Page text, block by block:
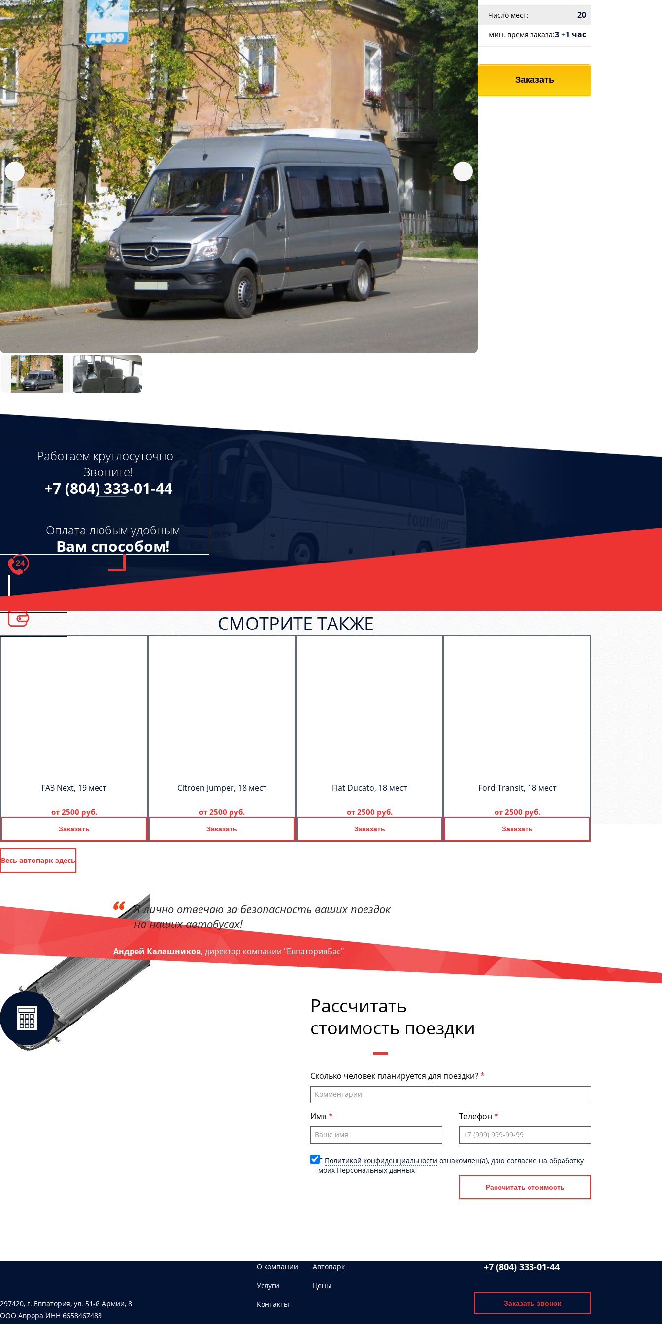
Число мест: 20
Мин. время заказа:3 +1 час
Заказать
Работаем круглосуточно -
Звоните!
+7 (804) 333-01-44
Оплата любым удобным
Вам способом!
СМОТРИТЕ ТАКЖЕ
ГАЗ Next, 19 мест
от 2500 руб.
Заказать
Citroen Jumper, 18 мест
от 2500 руб.
Заказать
Fiat Ducato, 18 мест
от 2500 руб.
Заказать
Ford Transit, 18 мест
от 2500 руб.
Заказать
Весь автопарк здесь
Я лично отвечаю за безопасность ваших поездок
на наших автобусах!
Андрей Калашников, директор компании "ЕвпаторияБас"
Рассчитать
стоимость поездки
Сколько человек планируется для поездки?
Имя Телефон
C Политикой конфиденциальности ознакомлен(а), даю согласие на обработку
моих Персональных данных
Рассчитать стоимость
297420, г. Евпатория, ул. 51-й Армии, 8
ООО Аврора ИНН 6658467483
О компании
Автопарк
Услуги
Цены
Контакты
+7 (804) 333-01-44
Заказать звонок